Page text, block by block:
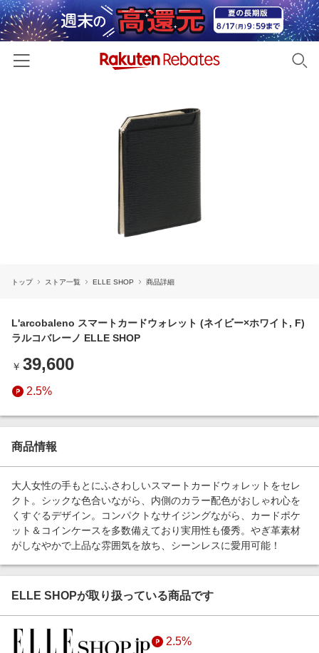
ファッション・インナー・小物
キッズ・ベビー用品
エンタメ
インテリア・寝具
ペット・花・DIY・車
旅行・レジャー・ホテル予約
生活・お役立ち
金融・マネー・保険
デジタルコンテンツ
ビジネス・その他サービス
電子書籍特集
楽天サービス特集
旅行特集
わくわく夏特集
Apple公式サイト×楽天カード分割払い
Qoo10メガポ
週末の高還元 夏の長期版
トップ ストア一覧 ELLE SHOP 商品詳細
L'arcobaleno スマートカードウォレット (ネイビー×ホワイト, F)
ラルコバレーノ ELLE SHOP
￥ 39,600
2.5%
商品情報
大人女性の手もとにふさわしいスマートカードウォレットをセレ
クト。シックな色合いながら、内側のカラー配色がおしゃれ心を
くすぐるデザイン。コンパクトなサイジングながら、カードポケ
ット＆コインケースを多数備えており実用性も優秀。やぎ革素材
がしなやかで上品な雰囲気を放ち、シーンレスに愛用可能！
ELLE SHOPが取り扱っている商品です
2.5%